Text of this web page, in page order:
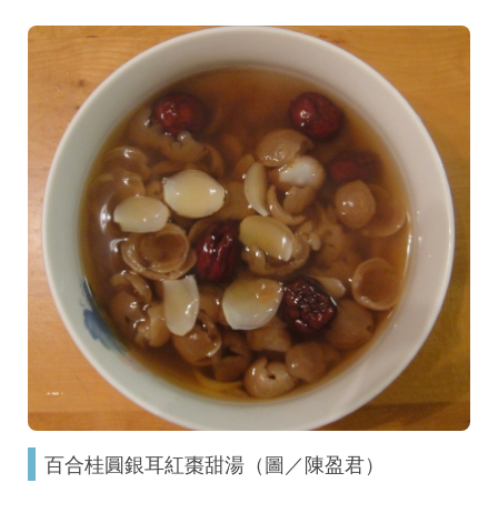
百合桂圓銀耳紅棗甜湯（圖／陳盈君）